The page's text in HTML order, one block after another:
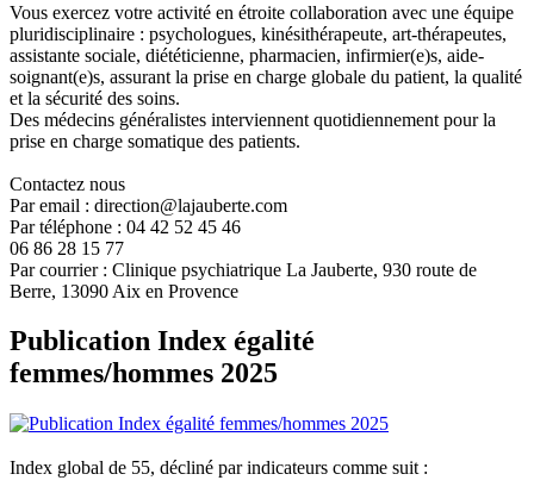
Vous exercez votre activité en étroite collaboration avec une équipe
pluridisciplinaire : psychologues, kinésithérapeute, art-thérapeutes,
assistante sociale, diététicienne, pharmacien, infirmier(e)s, aide-
soignant(e)s, assurant la prise en charge globale du patient, la qualité
et la sécurité des soins.
Des médecins généralistes interviennent quotidiennement pour la
prise en charge somatique des patients.
Contactez nous
Par email : direction@lajauberte.com
Par téléphone : 04 42 52 45 46
06 86 28 15 77
Par courrier : Clinique psychiatrique La Jauberte, 930 route de
Berre, 13090 Aix en Provence
Publication Index égalité
femmes/hommes 2025
Index global de 55, décliné par indicateurs comme suit :